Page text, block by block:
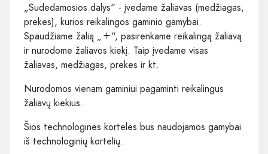
„Sudedamosios dalys“ - įvedame žaliavas (medžiagas,
prekes), kurios reikalingos gaminio gamybai.
Spaudžiame žalią „
“, pasirenkame reikalingą žaliavą
ir nurodome žaliavos kiekį. Taip įvedame visas
žaliavas, medžiagas, prekes ir kt.
Nurodomos vienam gaminiui pagaminti reikalingus
žaliavų kiekius.
Šios technologinės kortelės bus naudojamos gamybai
iš technologinių kortelių.